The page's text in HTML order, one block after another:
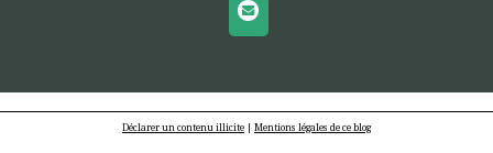
Déclarer un contenu illicite | Mentions légales de ce blog